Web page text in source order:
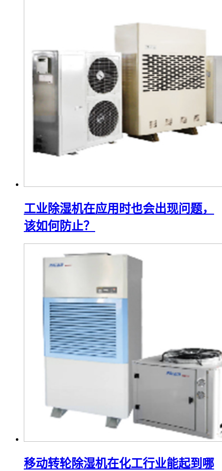
工业除湿机在应用时也会出现问题，
该如何防止？
移动转轮除湿机在化工行业能起到哪